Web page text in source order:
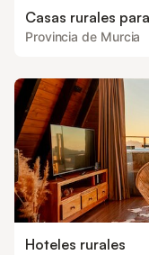
Casas rurales
Provincia de Murcia
Hoteles rurales